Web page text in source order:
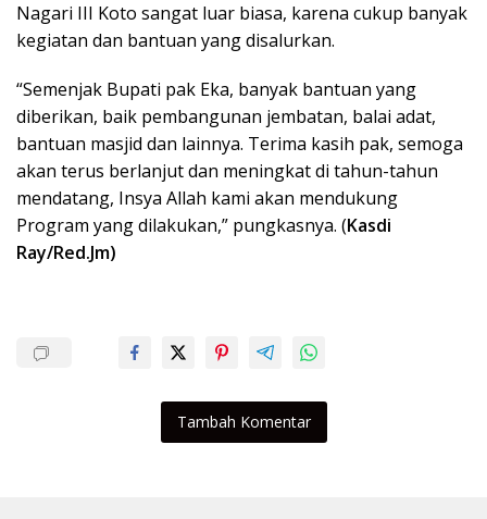
Nagari III Koto sangat luar biasa, karena cukup banyak
kegiatan dan bantuan yang disalurkan.
“Semenjak Bupati pak Eka, banyak bantuan yang
diberikan, baik pembangunan jembatan, balai adat,
bantuan masjid dan lainnya. Terima kasih pak, semoga
akan terus berlanjut dan meningkat di tahun-tahun
mendatang, Insya Allah kami akan mendukung
Program yang dilakukan,” pungkasnya. (Kasdi
Ray/Red.Jm)
Tambah Komentar